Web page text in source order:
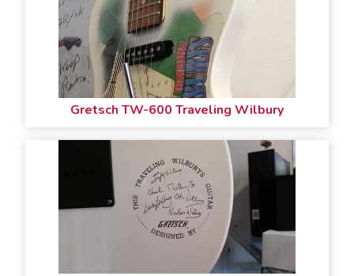
Gretsch TW-600 Traveling Wilbury